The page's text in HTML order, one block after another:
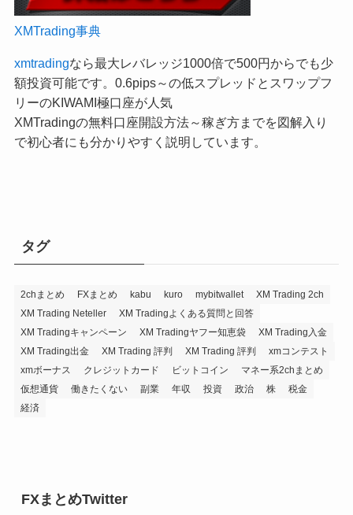
XMTrading事典
xmtradingなら最大レバレッジ1000倍で500円からでも少
額投資可能です。0.6pips～の低スプレッドとスワップフ
リーのKIWAMI極口座が人気
XMTradingの無料口座開設方法～稼ぎ方までを図解入り
で初心者にも分かりやすく説明しています。
タグ
2chまとめ FXまとめ kabu kuro mybitwallet
XM Trading 2ch
XM Trading Neteller
XM Tradingよくある質問と回答
XM Tradingキャンペーン
XM Tradingヤフー知恵袋
XM Trading入金
XM Trading出金
XM Trading 評判 XM Trading 評判
xmコンテスト
xmボーナス
クレジットカード ビットコイン
マネー系2chまとめ
仮想通貨
働きたくない 副業 年収 投資 政治 株
税金
経済
FXまとめTwitter